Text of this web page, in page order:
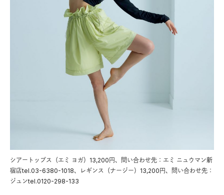
シアートップス（エミ ヨガ）13,200円、問い合わせ先：エミ ニュウマン新
宿店tel.03-6380-1018、レギンス（ナージー）13,200円、問い合わせ先：
ジュンtel.0120-298-133